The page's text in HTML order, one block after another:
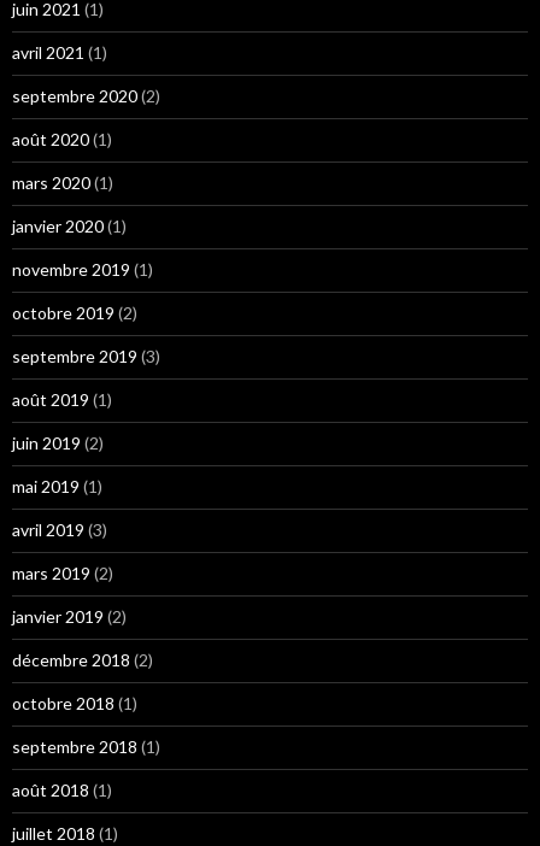
juin 2021 (1)
avril 2021 (1)
septembre 2020(2)
août 2020(1)
mars 2020(1)
janvier 2020(1)
novembre 2019 (1)
octobre 2019 (2)
septembre 2019 (3)
août 2019 (1)
juin 2019 (2)
mai 2019 (1)
avril 2019 (3)
mars 2019 (2)
janvier 2019 (2)
décembre 2018 (2)
octobre 2018 (1)
septembre 2018 (1)
août 2018 (1)
juillet 2018 (1)